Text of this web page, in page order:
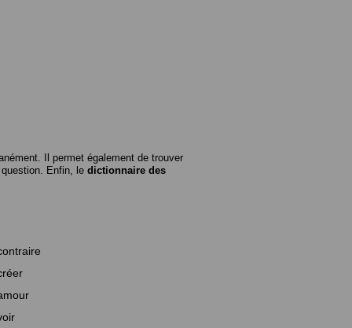
Il permet également de trouver
Enfin, le dictionnaire des